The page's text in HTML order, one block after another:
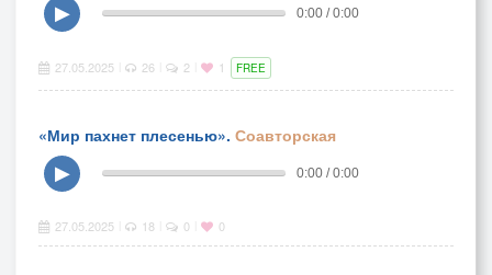
▶
0:00 / 0:00
27.05.2025 26 2 1 FREE
«Мир пахнет плесенью». Соавторская
▶
0:00 / 0:00
27.05.2025 18 0 0